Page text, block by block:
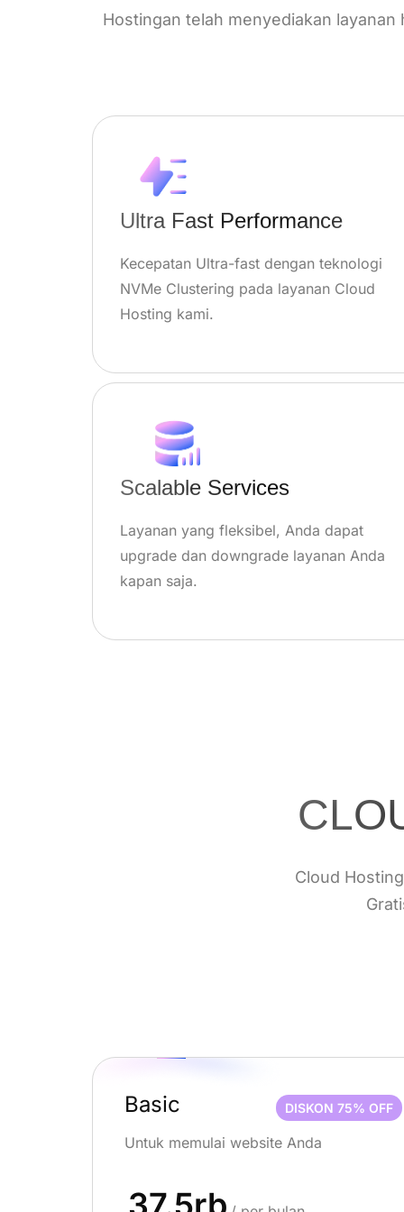
Hostingan telah menyediakan
Ultra Fast Performance
Kecepatan Ultra-fast dengan teknologi
NVMe Clustering pada layanan Cloud
Hosting kami.
Scalable Services
Layanan yang fleksibel, Anda dapat
upgrade dan downgrade layanan Anda
kapan saja.
Cloud
Basic
Untuk memulai website Anda
DISKON 75% OFF